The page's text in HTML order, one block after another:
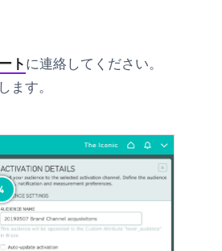
トに連絡してください。
す。